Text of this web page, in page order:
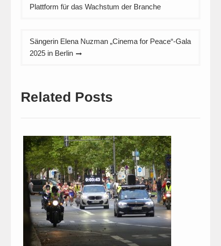
Plattform für das Wachstum der Branche
Sängerin Elena Nuzman „Cinema for Peace“-Gala
2025 in Berlin
Related Posts